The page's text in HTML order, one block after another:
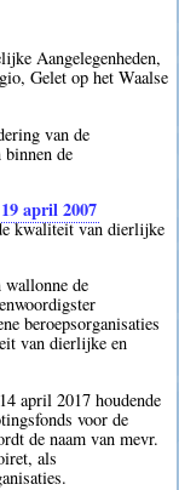
Aangelegenheden,
Gelet op het Waalse
van de
binnen de
april 2007
kwaliteit van dierlijke
wallonne de
beroepsorganisaties
van dierlijke en
april 2017 houdende
voor de
de naam van mevr.
als